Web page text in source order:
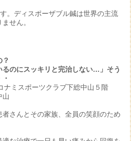
。ディスポーザブル鍼は世界の主流
せん。
るのにスッキリと完治しない…」そう
ミスポーツクラブ下総中山５階
山
者さんとその家族、全員の笑顔のため